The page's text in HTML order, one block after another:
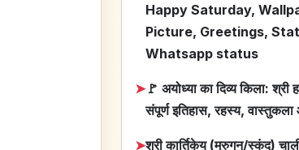
Happy Saturday,
Picture, Greetings,
Whatsapp status
➤🚩 अयोध्या का दिव्य किला: श्री
संपूर्ण इतिहास, रहस्य,
➤श्री कार्तिकेय (मुरुगन/स्कंद)